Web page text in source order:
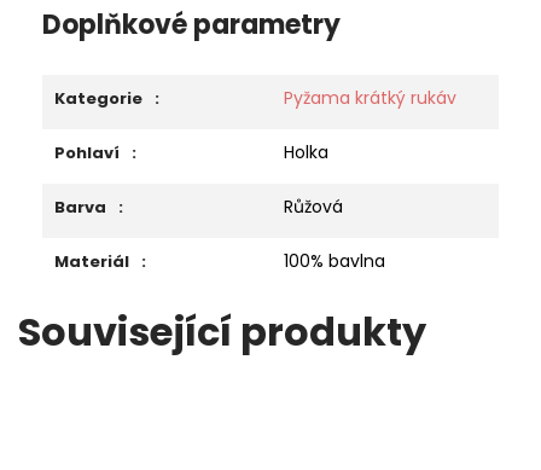
Doplňkové parametry
Kategorie : Pyžama krátký rukáv
Pohlaví : Holka
Barva : Růžová
Materiál : 100% bavlna
Související produkty